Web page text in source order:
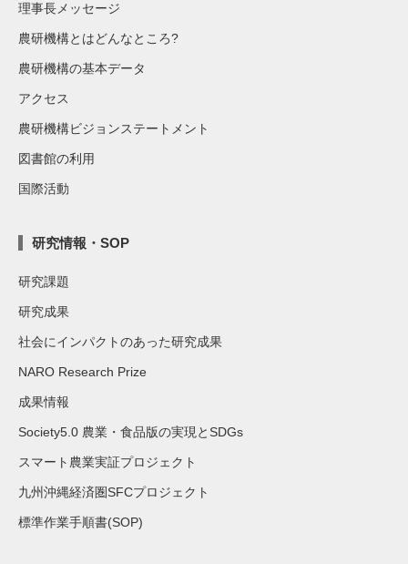
理事長メッセージ
農研機構とはどんなところ?
農研機構の基本データ
アクセス
農研機構ビジョンステートメント
図書館の利用
国際活動
研究情報・SOP
研究課題
研究成果
社会にインパクトのあった研究成果
NARO Research Prize
成果情報
Society5.0 農業・食品版の実現とSDGs
スマート農業実証プロジェクト
九州沖縄経済圏SFCプロジェクト
標準作業手順書(SOP)